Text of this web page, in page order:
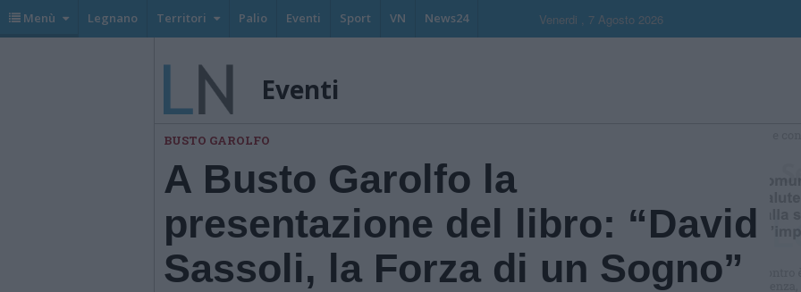
Menù Legnano Territori Palio Eventi Sport VN News24 Venerdi , 7 Agosto 2026
Eventi
BUSTO GAROLFO
A Busto Garolfo la
presentazione del libro: “David
Sassoli, la Forza di un Sogno”